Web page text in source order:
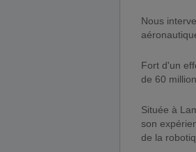
Nous
Fort d'un
de 60
Située à
son
de la